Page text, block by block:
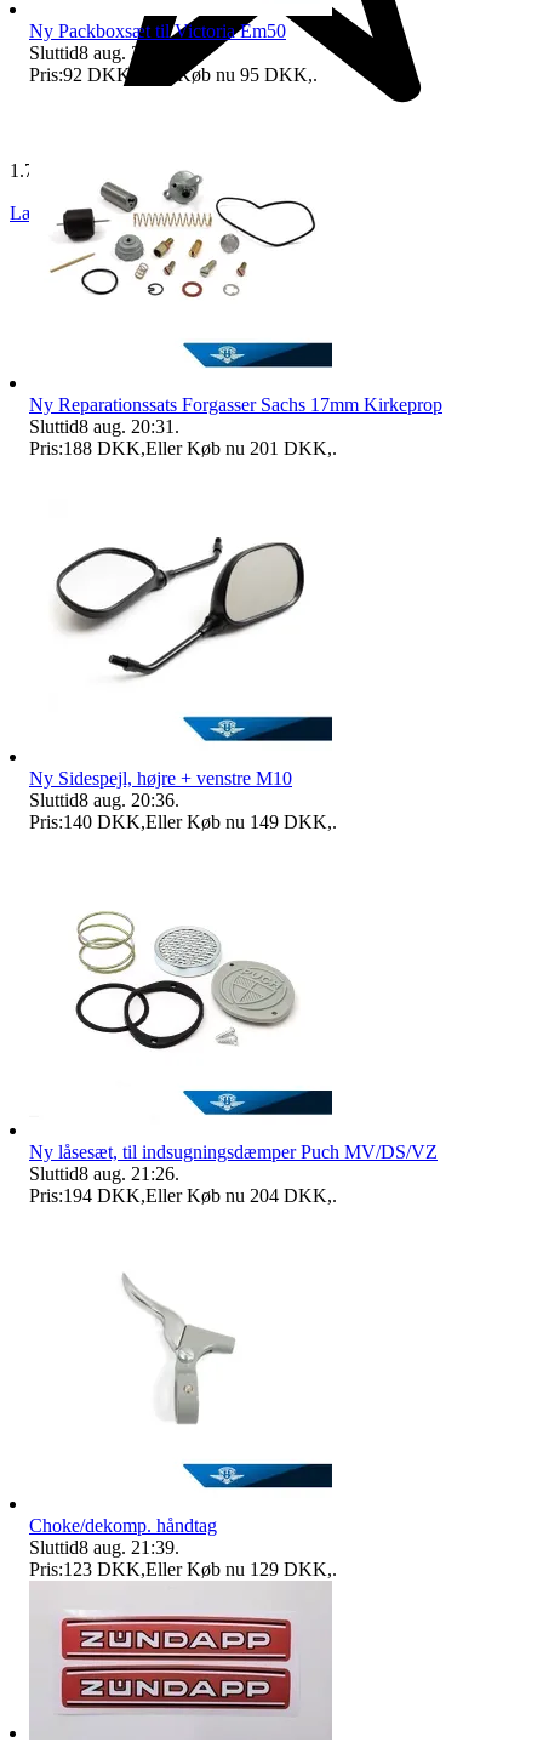
1.777 anmeldelser
Læs anmeldelser Følg
Ny Packboxsæt til Victoria Em50
Sluttid8 aug. 20:30
Pris:92 DKK Eller Køb nu 95 DKK,.
Ny Reparationssats Forgasser Sachs 17mm Kirkeprop
Sluttid8 aug. 20:31 .
Pris:188 DKK,Eller Køb nu 201 DKK,.
Ny Sidespejl, højre + venstre M10
Sluttid8 aug. 20:36.
Pris:140 DKK,Eller Køb nu 149 DKK,.
Ny låsesæt, til indsugningsdæmper Puch MV/DS/VZ
Sluttid8 aug. 21:26.
Pris:194 DKK,Eller Køb nu 204 DKK,.
Choke/dekomp. håndtag
Sluttid8 aug. 21:39.
Pris:123 DKK,Eller Køb nu 129 DKK,.